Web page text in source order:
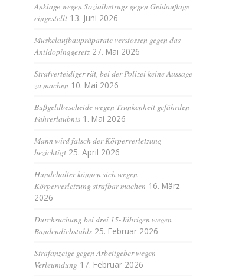
Anklage wegen Sozialbetrugs gegen Geldauflage
eingestellt 13. Juni 2026
Muskelaufbaupräparate verstossen gegen das
Antidopinggesetz 27. Mai 2026
Strafverteidiger rät, bei der Polizei keine Aussage
zu machen 10. Mai 2026
Bußgeldbescheide wegen Trunkenheit gefährden
Fahrerlaubnis 1. Mai 2026
Mann wird falsch der Körperverletzung
bezichtigt 25. April 2026
Hundehalter können sich wegen
Körperverletzung strafbar machen 16. März
2026
Durchsuchung bei drei 15-Jährigen wegen
Bandendiebstahls 25. Februar 2026
Strafanzeige gegen Arbeitgeber wegen
Verleumdung 17. Februar 2026